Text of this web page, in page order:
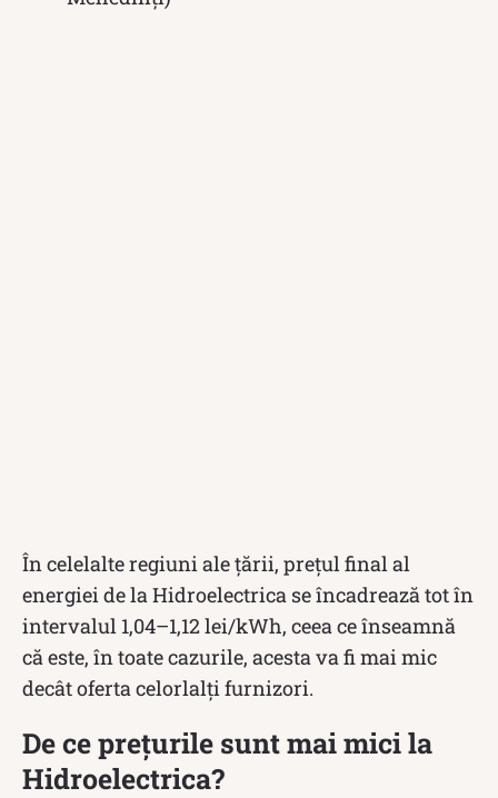
În celelalte regiuni ale țării, prețul final al
energiei de la Hidroelectrica se încadrează tot în
intervalul 1,04–1,12 lei/kWh, ceea ce înseamnă
că este, în toate cazurile, acesta va fi mai mic
decât oferta celorlalți furnizori.
De ce prețurile sunt mai mici la
Hidroelectrica?